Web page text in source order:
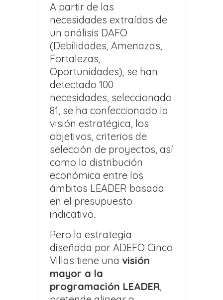
A partir de las
necesidades extraídas de
un análisis DAFO
(Debilidades, Amenazas,
Fortalezas,
Oportunidades), se han
detectado 100
necesidades, seleccionado
81, se ha confeccionado la
visión estratégica, los
objetivos, criterios de
selección de proyectos, así
como la distribución
económica entre los
ámbitos LEADER basada
en el presupuesto
indicativo.
Pero la estrategia
diseñada por ADEFO Cinco
Villas tiene una visión
mayor a la
programación LEADER,